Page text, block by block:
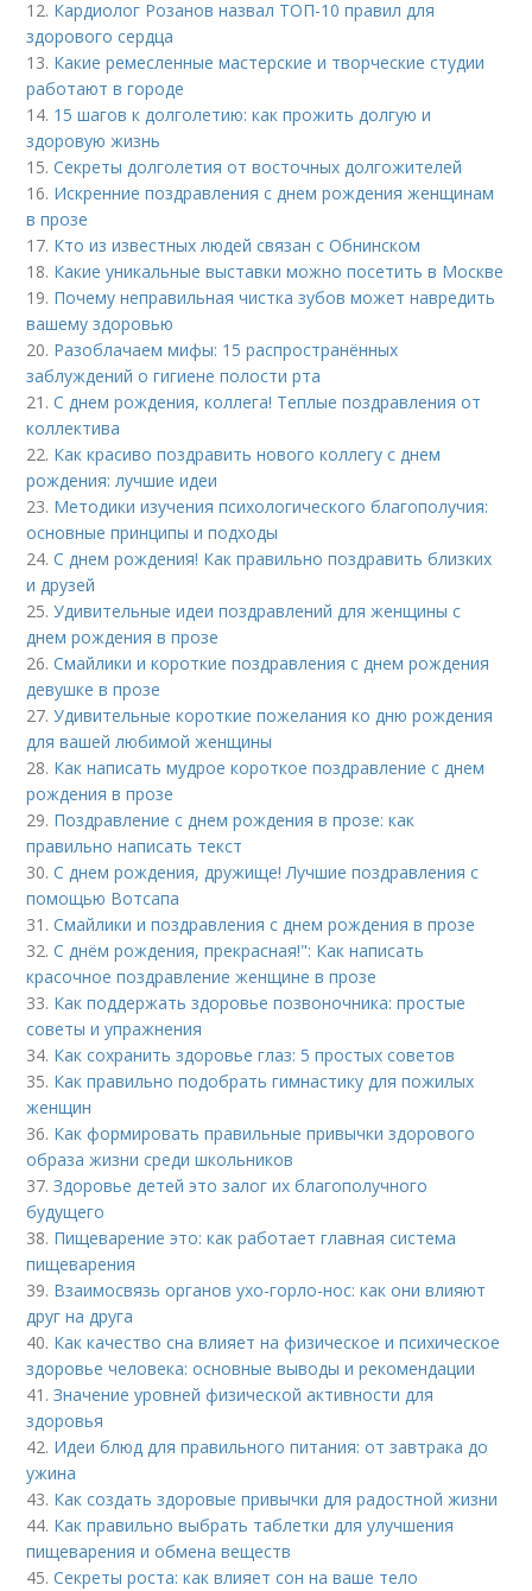
12. Кардиолог Розанов назвал ТОП-10 правил для
здорового сердца
13. Какие ремесленные мастерские и творческие студии
работают в городе
14. 15 шагов к долголетию: как прожить долгую и
здоровую жизнь
15.Секреты долголетия от восточных долгожителей
16. Искренние поздравления с днем рождения женщинам
в прозе
17. Кто из известных людей связан с Обнинском
18. Какие уникальные выставки можно посетить в Москве
19. Почему неправильная чистка зубов может навредить
вашему здоровью
20. Разоблачаем мифы: 15 распространённых
заблуждений о гигиене полости рта
21.С днем рождения, коллега! Теплые поздравления от
коллектива
22. Как красиво поздравить нового коллегу с днем
рождения: лучшие идеи
23. Методики изучения психологического благополучия:
основные принципы и подходы
24.С днем рождения! Как правильно поздравить близких
и друзей
25.Удивительные идеи поздравлений для женщины с
днем рождения в прозе
26.Смайлики и короткие поздравления с днем рождения
девушке в прозе
27.Удивительные короткие пожелания ко дню рождения
для вашей любимой женщины
28. Как написать мудрое короткое поздравление с днем
рождения в прозе
29. Поздравление с днем рождения в прозе: как
правильно написать текст
30.С днем рождения, дружище! Лучшие поздравления с
помощью Вотсапа
31.Смайлики и поздравления с днем рождения в прозе
32.С днём рождения, прекрасная!": Как написать
красочное поздравление женщине в прозе
33. Как поддержать здоровье позвоночника: простые
советы и упражнения
34. Как сохранить здоровье глаз: 5 простых советов
35. Как правильно подобрать гимнастику для пожилых
женщин
36. Как формировать правильные привычки здорового
образа жизни среди школьников
37.Здоровье детей это залог их благополучного
будущего
38. Пищеварение это: как работает главная система
пищеварения
39. Взаимосвязь органов ухо-горло-нос: как они влияют
друг на друга
40. Как качество сна влияет на физическое и психическое
здоровье человека: основные выводы и рекомендации
41.Значение уровней физической активности для
здоровья
42. Идеи блюд для правильного питания: от завтрака до
ужина
43. Как создать здоровые привычки для радостной жизни
44. Как правильно выбрать таблетки для улучшения
пищеварения и обмена веществ
45.Секреты роста: как влияет сон на ваше тело